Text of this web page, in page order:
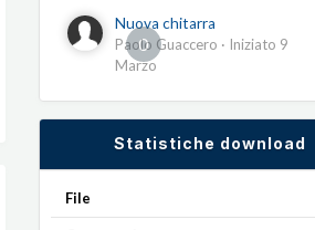
0
Nuova chitarra
Paolo Guaccero · Iniziato 9
Marzo
Statistiche download
File